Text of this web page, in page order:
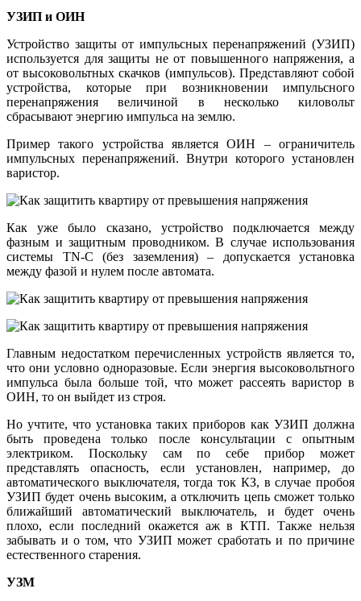
УЗИП и ОИН
Устройство защиты от импульсных перенапряжений (УЗИП)
используется для защиты не от повышенного напряжения, а
от высоковольтных скачков (импульсов). Представляют собой
устройства, которые при возникновении импульсного
перенапряжения величиной в несколько киловольт
сбрасывают энергию импульса на землю.
Пример такого устройства является ОИН – ограничитель
импульсных перенапряжений. Внутри которого установлен
варистор.
Как уже было сказано, устройство подключается между
фазным и защитным проводником. В случае использования
системы TN-C (без заземления) – допускается установка
между фазой и нулем после автомата.
Главным недостатком перечисленных устройств является то,
что они условно одноразовые. Если энергия высоковольтного
импульса была больше той, что может рассеять варистор в
ОИН, то он выйдет из строя.
Но учтите, что установка таких приборов как УЗИП должна
быть проведена только после консультации с опытным
электриком. Поскольку сам по себе прибор может
представлять опасность, если установлен, например, до
автоматического выключателя, тогда ток КЗ, в случае пробоя
УЗИП будет очень высоким, а отключить цепь сможет только
ближайший автоматический выключатель, и будет очень
плохо, если последний окажется аж в КТП. Также нельзя
забывать и о том, что УЗИП может сработать и по причине
естественного старения.
УЗМ